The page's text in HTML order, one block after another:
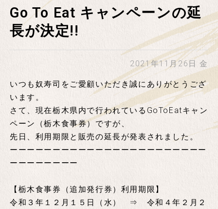
Go To Eat キャンペーンの延
長が決定!!
2021年11月26日 金
いつも奴寿司をご愛顧いただき誠にありがとうござ
います。
さて、現在栃木県内で行われているGoToEatキャン
ペーン（栃木食事券）ですが、
先日、利用期限と販売の延長が発表されました。
ーーーーーーーーーーーーーーーーーーーーーーー
ーーーーーーーー
【栃木食事券（追加発行券）利用期限】
令和３年１２月１５日（水） ⇒ 令和４年２月２